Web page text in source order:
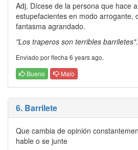
Adj. Dícese de la persona que hace
estupefacientes en modo arrogante,
fantasma agrandado.
"Los traperos son terribles barriletes".
Enviado por flecha 6 years ago.
Bueno
Malo
6. Barrilete
Que cambia de opinión
hable o se junte